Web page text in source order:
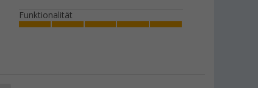
Funktionalität